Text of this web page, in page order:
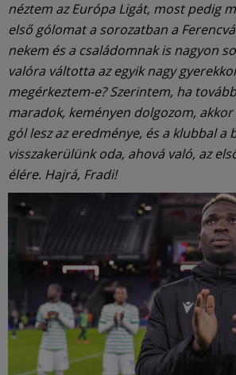
néztem az Európa Ligát, most pedig
első gólomat a sorozatban a
nekem és a családomnak is nagyon
valóra váltotta az egyik nagy
megérkeztem-e? Szerintem, ha
maradok, keményen dolgozom,
gól lesz az eredménye, és a klubbal a
visszakerülünk oda, ahová való, az
élére. Hajrá, Fradi!